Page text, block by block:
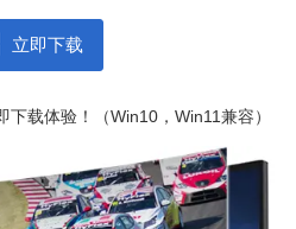
立即下载
载体验！（Win10，Win11兼容）